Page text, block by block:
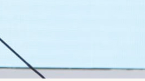
para recuperar su contraseña
para recuperar su contraseña
al Asociado al teléfono 313-4160 anexo